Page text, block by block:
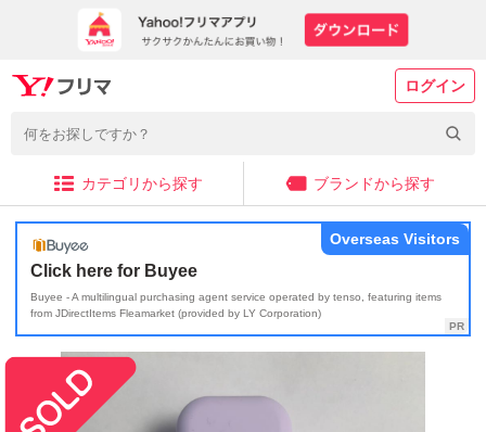
ログイン
カテゴリから探す ブランドから探す
Click here for Buyee
Buyee - A multilingual purchasing agent service operated by tenso, featuring items
from JDirectItems Fleamarket (provided by LY Corporation)
Overseas Visitors